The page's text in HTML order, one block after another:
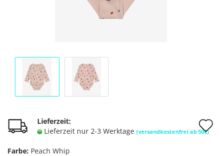
Lieferzeit:
Lieferzeit nur 2-3 Werktage (versandkostenfrei ab 50€)
Farbe: Peach Whip